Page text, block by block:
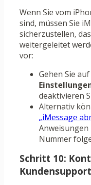
Wenn Sie vom
sind, müssen Sie
sicherzustellen,
weitergeleitet
vor:
Gehen Sie
deaktivieren
Alternativ
„iMessage
Nummer
Schritt 10:
Kundensupport